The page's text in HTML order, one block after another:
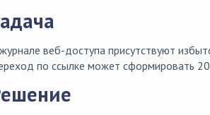
веб-доступа присутствуют
по ссылке может сформировать